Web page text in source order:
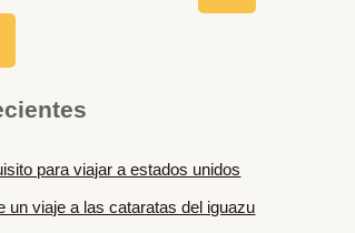
para viajar a estados unidos
un viaje a las cataratas del iguazu